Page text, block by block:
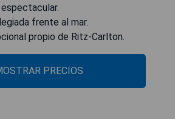
frente al mar.
propio de Ritz-Carlton.
PRECIOS